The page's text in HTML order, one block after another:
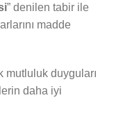
” denilen tabir ile
madde
duyguları
daha iyi